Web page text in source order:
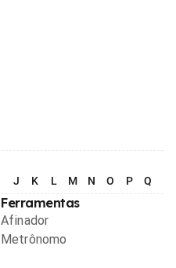
J K L M N O P Q
Ferramentas
Afinador
Metrônomo